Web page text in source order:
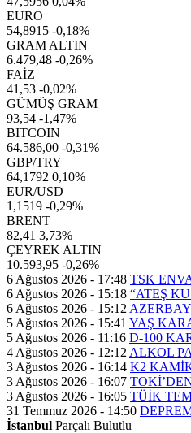
EURO
54,8915 -0,18%
GRAM ALTIN
6.479,48 -0,26%
FAİZ
41,53 -0,02%
GÜMÜŞ GRAM
93,54 -1,47%
BITCOIN
64.586,00 -0,31%
GBP/TRY
64,1792 0,10%
EUR/USD
1,1519 -0,29%
BRENT
82,41 3,73%
ÇEYREK ALTIN
10.593,95 -0,26%
6 Ağustos 2026 - 17:48 TSK
6 Ağustos 2026 - 15:18 “ATEŞ
6 Ağustos 2026 - 15:12
5 Ağustos 2026 - 15:41 YAŞ
5 Ağustos 2026 - 11:16 D-100
4 Ağustos 2026 - 12:12 ALKOL
3 Ağustos 2026 - 16:14 K2
3 Ağustos 2026 - 16:07
3 Ağustos 2026 - 16:05 TÜİK
31 Temmuz 2026 - 14:50
İstanbul Parçalı Bulutlu